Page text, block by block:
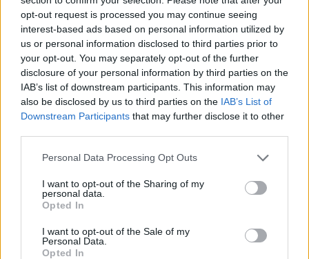
opt-out request is processed you may continue seeing
interest-based ads based on personal information utilized by
us or personal information disclosed to third parties prior to
your opt-out. You may separately opt-out of the further
disclosure of your personal information by third parties on the
IAB’s list of downstream participants. This information may
also be disclosed by us to third parties on the IAB’s List of
Downstream Participants that may further disclose it to other
Personal Data Processing Opt Outs
I want to opt-out of the Sharing of my
personal data.
Opted In
I want to opt-out of the Sale of my
Personal Data.
Opted In
campionato e coppe.
La Juventus potrebbe portarlo in Italia a
gennaio con la formula del prestito secco
luce del contratto fino al 2028 che lega il
giocatore anglo-giamaicano aiCitizens
appena un anno fa hanno speso 50 milioni di
parti ci sarebbero stati già i primi contatti e non è
da escludere chenelle prossime settimane
possa arrivare la fumata bianca decisiva per